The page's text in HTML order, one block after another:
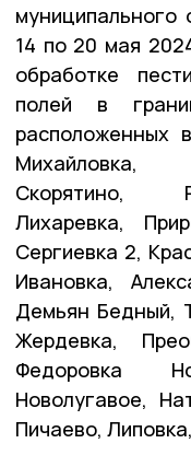
муниципального
14 по 20 мая
обработке
полей в
расположенных
Михайловка,
Скорятино,
Лихаревка,
Сергиевка 2,
Ивановка,
Демьян Бедный,
Жердевка,
Федоровка
Новолугавое,
Пичаево,